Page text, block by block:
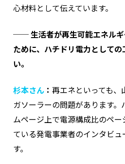
心材料として伝えています。
──生活者が再生可能エネル
ために、ハチドリ電力として
い。
杉本さん： 再エネといっても、
ガソーラーの問題があります
ムページ上で電源構成比のペ
ている発電事業者のインタビ
す。